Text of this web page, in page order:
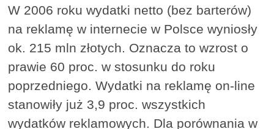
W 2006 roku wydatki netto (bez barterów)
na reklamę w internecie w Polsce wyniosły
ok. 215 mln złotych. Oznacza to wzrost o
prawie 60 proc. w stosunku do roku
poprzedniego. Wydatki na reklamę on-line
stanowiły już 3,9 proc. wszystkich
wydatków reklamowych. Dla porównania w